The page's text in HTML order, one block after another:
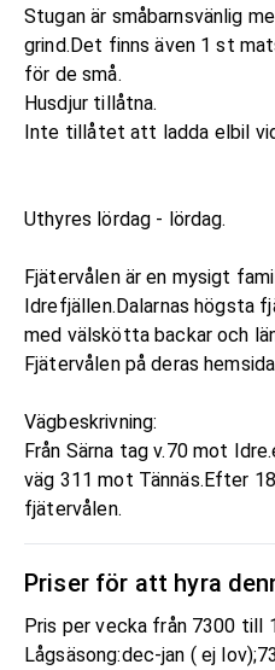
Stugan är småbarnsvänlig
grind.Det finns även 1 st
för de små.
Husdjur tillåtna.
Inte tillåtet att ladda elbil
Uthyres lördag - lördag.
Fjätervålen är en mysigt
Idrefjällen.Dalarnas högsta
med välskötta backar och
Fjätervålen på deras hemsida
Vägbeskrivning:
Från Särna tag v.70 mot
väg 311 mot Tännäs.Efter
fjätervålen.
Priser för att hyra
Pris per vecka från 7300 till
Lågsäsong:dec-jan ( ej